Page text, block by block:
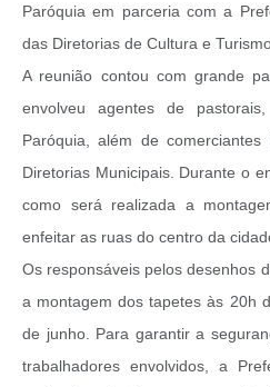
Paróquia em parceria com a
das Diretorias de Cultura e
A reunião contou com grande
envolveu agentes de
Paróquia, além de
Diretorias Municipais. Durante o
como será realizada a
enfeitar as ruas do centro da
Os responsáveis pelos desenhos
a montagem dos tapetes às 20h
de junho. Para garantir a
trabalhadores envolvidos, a